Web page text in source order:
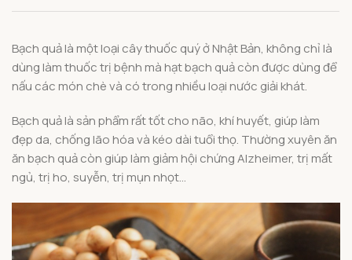
Bạch quả là một loại cây thuốc quý ở Nhật Bản, không chỉ là
dùng làm thuốc trị bệnh mà hạt bạch quả còn được dùng để
nấu các món chè và có trong nhiều loại nước giải khát.
Bạch quả là sản phẩm rất tốt cho não, khí huyết, giúp làm
đẹp da, chống lão hóa và kéo dài tuổi thọ. Thường xuyên ăn
ăn bạch quả còn giúp làm giảm hội chứng Alzheimer, trị mất
ngủ, trị ho, suyễn, trị mụn nhọt…